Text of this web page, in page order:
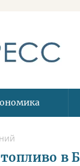
в